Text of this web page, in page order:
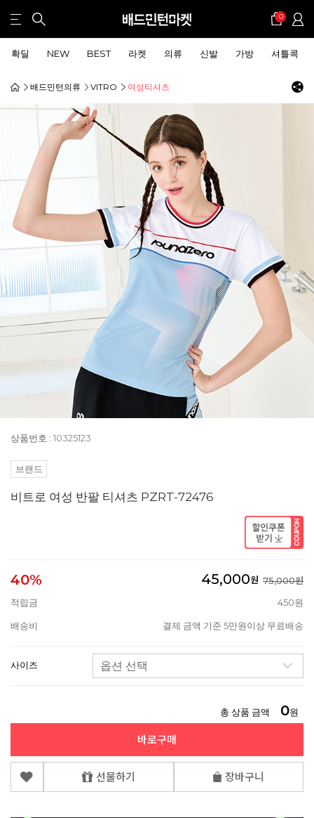
0
확딜 NEW BEST 라켓 의류 신발 가방 셔틀콕
배드민턴의류 VITRO 여성티셔츠
상품번호 : 10325123
브랜드
비트로 여성 반팔 티셔츠 PZRT-72476
40% 45,000원 75,000원
적립금
450원
배송비 결제 금액 기준 5만원이상 무료배송
사이즈
총 상품 금액 0원
바로구매
선물하기 장바구니